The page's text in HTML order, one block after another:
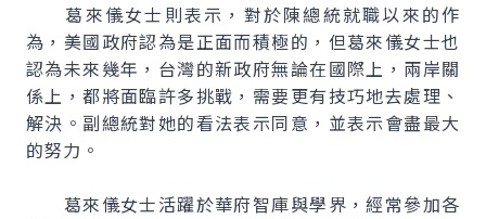
葛來儀女士則表示，對於陳總統就職以來的作
為，美國政府認為是正面而積極的，但葛來儀女士也
認為未來幾年，台灣的新政府無論在國際上，兩岸關
係上，都將面臨許多挑戰，需要更有技巧地去處理、
解決。副總統對她的看法表示同意，並表示會盡最大
的努力。
葛來儀女士活躍於華府智庫與學界，經常參加各